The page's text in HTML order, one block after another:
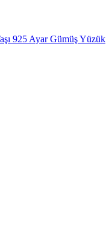
925 Ayar Gümüş Yüzük